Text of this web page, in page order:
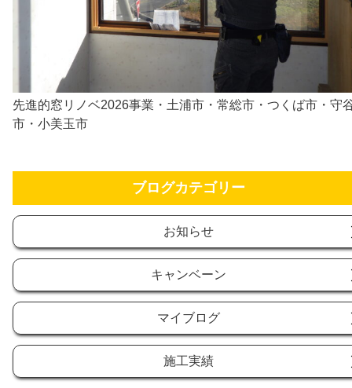
先進的窓リノベ2026事業・土浦市・常総市・つくば市・守
市・小美玉市
ブログカテゴリー
お知らせ
キャンベーン
マイブログ
施工実績